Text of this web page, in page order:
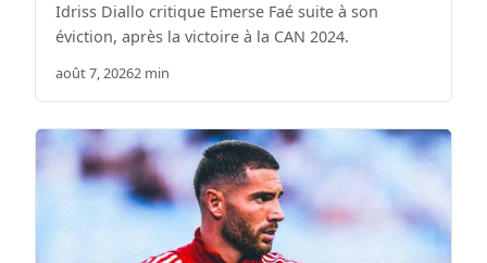
Idriss Diallo critique Emerse Faé suite à son
éviction, après la victoire à la CAN 2024.
août 7, 20262 min